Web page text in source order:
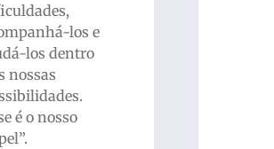
los e
los dentro
nossas
é o nosso